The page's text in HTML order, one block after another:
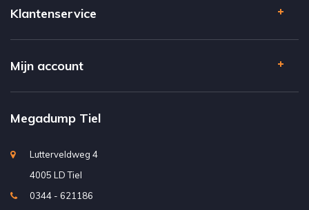
Klantenservice
Mijn account
Megadump Tiel
Lutterveldweg 4
4005 LD Tiel
0344 - 621186